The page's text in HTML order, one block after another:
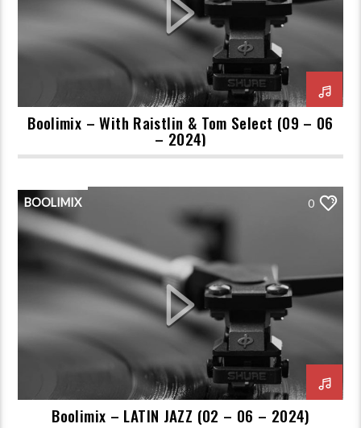
Boolimix – With Raistlin & Tom Select (09 – 06
– 2024)
BOOLIMIX 0
Boolimix – LATIN JAZZ (02 – 06 – 2024)